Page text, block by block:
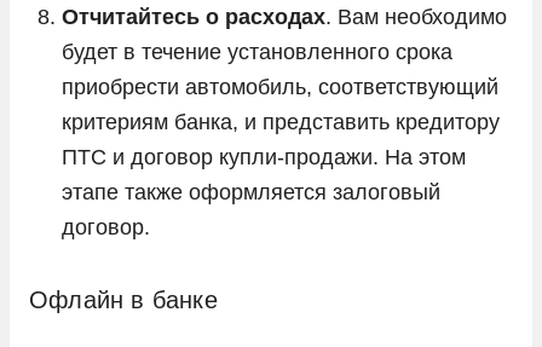
Отчитайтесь о расходах. Вам необходимо
будет в течение установленного срока
приобрести автомобиль, соответствующий
критериям банка, и представить кредитору
ПТС и договор купли-продажи. На этом
этапе также оформляется залоговый
договор.
Офлайн в банке